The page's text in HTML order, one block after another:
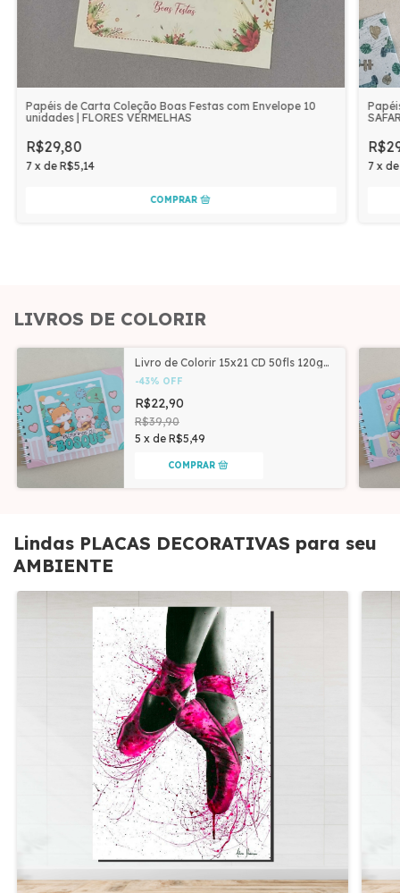
Papéis de Carta Coleção Boas Festas com Envelope 10
unidades | FLORES VERMELHAS
R$29,80
7 x de R$5,14 7 x
LIVROS DE COLORIR
Livro de Colorir 15x21 CD 50fls 120g
Rara Papelaria | BOSQUE
-43% OFF
R$22,90
R$39,90
5 x de R$5,49
Lindas PLACAS DECORATIVAS para seu
AMBIENTE